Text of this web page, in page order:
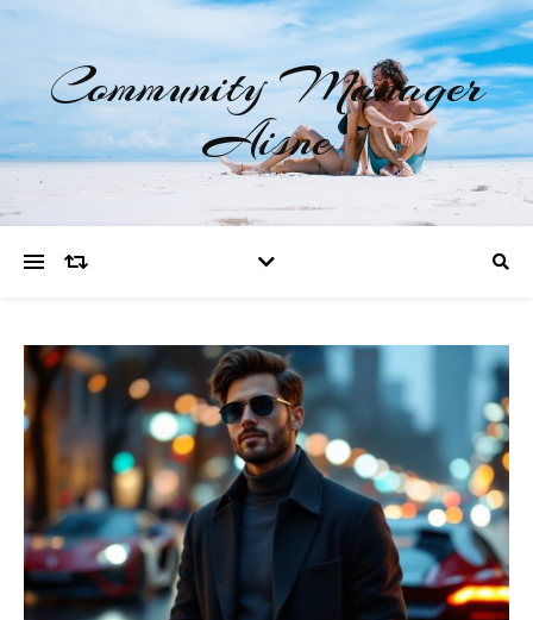
Community Manager
Aisne